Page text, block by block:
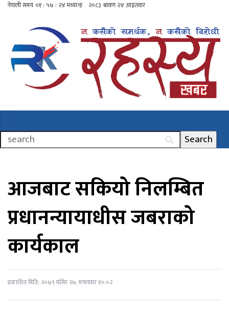
आजबाट सकियो निलम्बित
प्रधानन्यायाधीस जबराको
कार्यकाल
प्रकाशित मिति: २०७९ मंसिर २७, मंगलवार १०:०२